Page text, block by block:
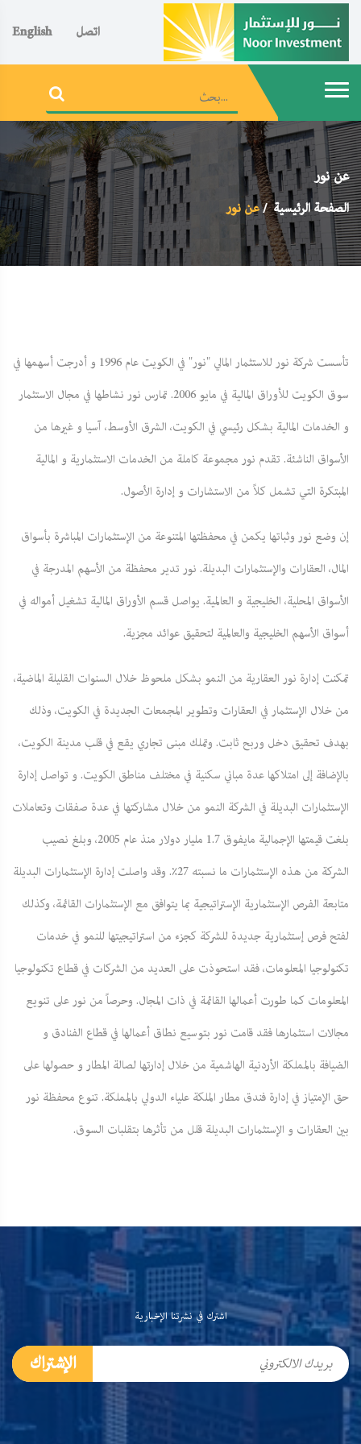
اتصل English
عن نور
الصفحة الرئيسية عن نور
تأسست شركة نور للاستثمار المالي "نور" في الكويت عام 1996 و أدرجت أسهمها في
سوق الكويت للأوراق المالية في مايو 2006. تمارس نور نشاطها في مجال الاستثمار
و الخدمات المالية بشكل رئيسي في الكويت، الشرق الأوسط، آسيا و غيرها من
الأسواق الناشئة. تقدم نور مجموعة كاملة من الخدمات الاستثمارية و المالية
المبتكرة التي تشمل كلاً من الاستشارات و إدارة الأصول.
إن وضع نور وثباتها يكمن في محفظتها المتنوعة من الإستثمارات المباشرة بأسواق
المال، العقارات والإستثمارات البديلة. نور تدير محفظة من الأسهم المدرجة في
الأسواق المحلية، الخليجية و العالمية. يواصل قسم الأوراق المالية تشغيل أمواله في
أسواق الأسهم الخليجية والعالمية لتحقيق عوائد مجزية.
تمكنت إدارة نور العقارية من النمو بشكل ملحوظ خلال السنوات القليلة الماضية،
من خلال الإستثمار في العقارات وتطوير المجمعات الجديدة في الكويت، وذلك
بهدف تحقيق دخل وربح ثابت. وتملك مبنى تجاري يقع في قلب مدينة الكويت،
بالإضافة إلى امتلاكها عدة مباني سكنية في مختلف مناطق الكويت. و تواصل إدارة
الإستثمارات البديلة في الشركة النمو من خلال مشاركتها في عدة صفقات وتعاملات
بلغت قيمتها الإجمالية مايفوق 1.7 مليار دولار منذ عام 2005، وبلغ نصيب
الشركة من هذه الإستثمارات ما نسبته 27٪. وقد واصلت إدارة الإستثمارات البديلة
متابعة الفرص الإستثمارية الإستراتيجية بما يتوافق مع الإستثمارات القائمة، وكذلك
لفتح فرص إستثمارية جديدة للشركة كجزء من استراتيجيتها للنمو في خدمات
تكنولوجيا المعلومات، فقد استحوذت على العديد من الشركات في قطاع تكنولوجيا
المعلومات كما طورت أعمالها القائمة في ذات المجال. وحرصاً من نور على تنويع
مجالات استثمارها فقد قامت نور بتوسيع نطاق أعمالها في قطاع الفنادق و
الضيافة بالمملكة الأردنية الهاشمية من خلال إدارتها لصالة المطار و حصولها على
حق الإمتياز في إدارة فندق مطار الملكة علياء الدولي بالمملكة. تنوع محفظة نور
بين العقارات و الإستثمارات البديلة قلل من تأثرها بتقلبات السوق.
اشترك في نشرتنا الإخبارية
الإشتراك